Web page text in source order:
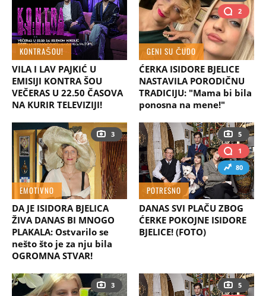
KONTRAŠOU!
VILA I LAV PAJKIĆ U
EMISIJI KONTRA ŠOU
VEČERAS U 22.50 ČASOVA
NA KURIR TELEVIZIJI!
2
GENI SU ČUDO
ĆERKA ISIDORE BJELICE
NASTAVILA PORODIČNU
TRADICIJU: "Mama bi bila
ponosna na mene!"
3
EMOTIVNO
DA JE ISIDORA BJELICA
ŽIVA DANAS BI MNOGO
PLAKALA: Ostvarilo se
nešto što je za nju bila
OGROMNA STVAR!
5
1
80
POTRESNO
DANAS SVI PLAČU ZBOG
ĆERKE POKOJNE ISIDORE
BJELICE! (FOTO)
3
5